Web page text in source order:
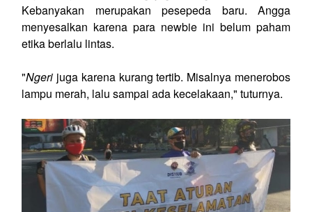
Kebanyakan merupakan pesepeda baru. Angga
menyesalkan karena para newbie ini belum paham
etika berlalu lintas.
"Ngeri juga karena kurang tertib. Misalnya menerobos
lampu merah, lalu sampai ada kecelakaan," tuturnya.